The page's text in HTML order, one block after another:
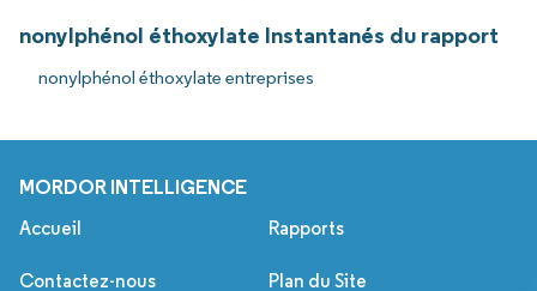
nonylphénol éthoxylate Instantanés du rapport
nonylphénol éthoxylate entreprises
MORDOR INTELLIGENCE
Accueil Rapports
Contactez-nous Plan du Site